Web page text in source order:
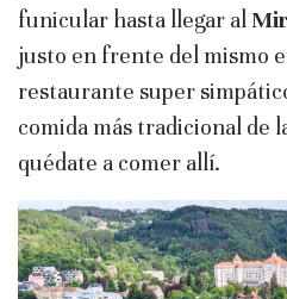
funicular hasta llegar al
justo en frente del mismo
restaurante super
comida más tradicional de
quédate a comer allí.